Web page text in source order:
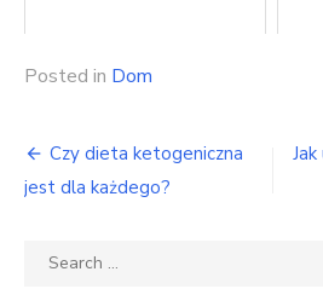
Posted in Dom
Nawigacja
wpisu
Czy dieta ketogeniczna
jest dla każdego?
Search